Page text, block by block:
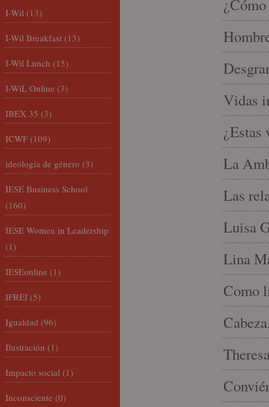
Vidas
¿Estas
La
Las
Luisa
Lina
Como
I-Wil (13)
I-Wil Breakfast (13)
I-Wil Lunch (15)
I-WiL Online (3)
IBEX 35 (3)
ICWF (109)
ideología de género (3)
IESE Business School
(160)
IESE Women in Leadership
(1)
IESEonline (1)
IFREI (5)
Igualdad (96)
Ilustración (1)
Impacto social (1)
Inconsciente (0)